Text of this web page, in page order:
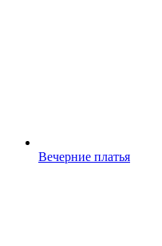
Вечерние платья